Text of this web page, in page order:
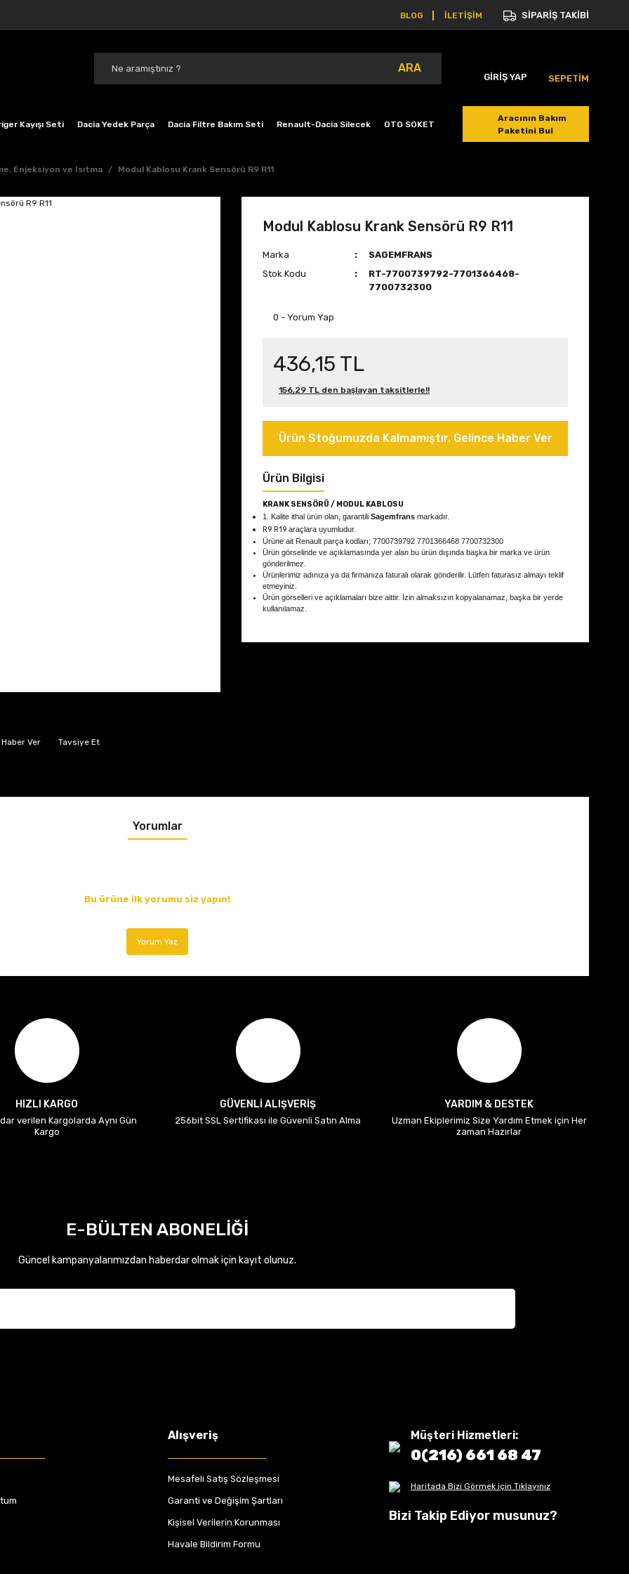
BLOG İLETİŞİM SİPARİŞ TAKİBİ
ARA
GİRİŞ YAP SEPETİM
Kayışı Seti Dacia Yedek Parça Dacia Filtre Bakım Seti Renault-Dacia Silecek OTO SOKET
Aracının Bakım
Paketini Bul
Enjeksiyon ve Isıtma Modul Kablosu Krank Sensörü R9 R11
Ver Tavsiye Et
Modul Kablosu Krank Sensörü R9 R11
Marka
SAGEMFRANS
Stok Kodu
RT-7700739792-7701366468-
7700732300
0 - Yorum Yap
436,15 TL
156,29 TL den başlayan taksitlerle!!
Ürün Stoğumuzda Kalmamıştır. Gelince Haber Ver
Ürün Bilgisi
KRANK SENSÖRÜ / MODUL KABLOSU
1. Kalite ithal ürün olan, garantili Sagemfrans markadır.
R9 R19 araçlara uyumludur.
Ürüne ait Renault parça kodları; 7700739792 7701366468 7700732300
Ürün görselinde ve açıklamasında yer alan bu ürün dışında başka bir marka ve ürün
gönderilmez.
Ürünlerimiz adınıza ya da firmanıza faturalı olarak gönderilir. Lütfen faturasız almayı teklif
etmeyiniz.
Ürün görselleri ve açıklamaları bize aittir. İzin almaksızın kopyalanamaz, başka bir yerde
kullanılamaz.
Yorumlar
Bu ürüne ilk yorumu siz yapın!
Yorum Yaz
HIZLI KARGO
verilen Kargolarda Aynı Gün
Kargo
GÜVENLİ ALIŞVERİŞ
256bit SSL Sertifikası ile Güvenli Satın Alma
YARDIM & DESTEK
Uzman Ekiplerimiz Size Yardım Etmek için Her
zaman Hazırlar
E-BÜLTEN ABONELİĞİ
Güncel kampanyalarımızdan haberdar olmak için kayıt olunuz.
Alışveriş
Mesafeli Satış Sözleşmesi
Garanti ve Değişim Şartları
Kişisel Verilerin Korunması
Havale Bildirim Formu
Müşteri Hizmetleri:
0(216) 661 68 47
Haritada Bizi Görmek için Tıklayınız
Bizi Takip Ediyor musunuz?